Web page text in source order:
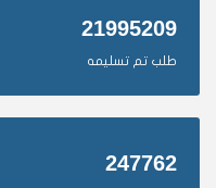
21995209
طلب تم تسليمه
247762